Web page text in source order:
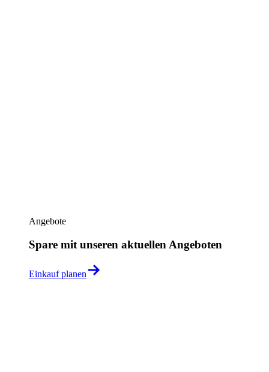
Angebote
Spare mit unseren aktuellen Angeboten
Einkauf planen